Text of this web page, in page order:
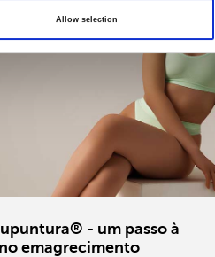
Allow selection
- um passo à
emagrecimento